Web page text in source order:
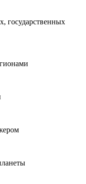
государственных